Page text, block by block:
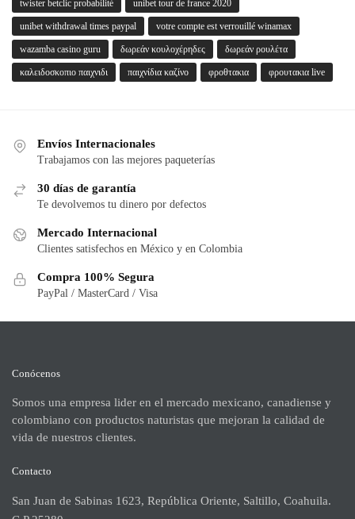
twister betclic probabilité unibet tour de france 2020
unibet withdrawal times paypal votre compte est verrouillé winamax
wazamba casino guru δωρεάν κουλοχέρηδες δωρεάν ρουλέτα
καλειδοσκοπιο παιχνιδι παιχνίδια καζίνο φροθτακια φρουτακια live
Envíos Internacionales
Trabajamos con las mejores paqueterías
30 días de garantía
Te devolvemos tu dinero por defectos
Mercado Internacional
Clientes satisfechos en México y en Colombia
Compra 100% Segura
PayPal / MasterCard / Visa
Conócenos
Somos una empresa lider en el mercado mexicano, canadiense y
colombiano con productos naturistas que mejoran la calidad de
vida de nuestros clientes.
Contacto
San Juan de Sabinas 1623, República Oriente, Saltillo, Coahuila.